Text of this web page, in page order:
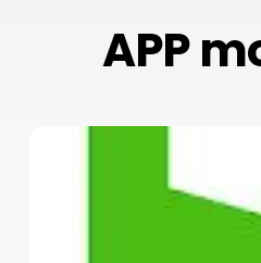
APP